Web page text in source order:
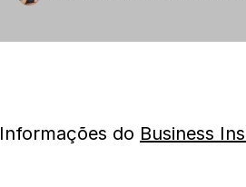
Informações do Business